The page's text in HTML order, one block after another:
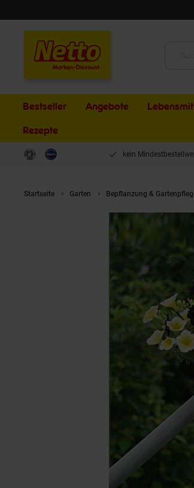
Bestseller Angebote
Rezepte
kein
Startseite Garten Bepflanzung &